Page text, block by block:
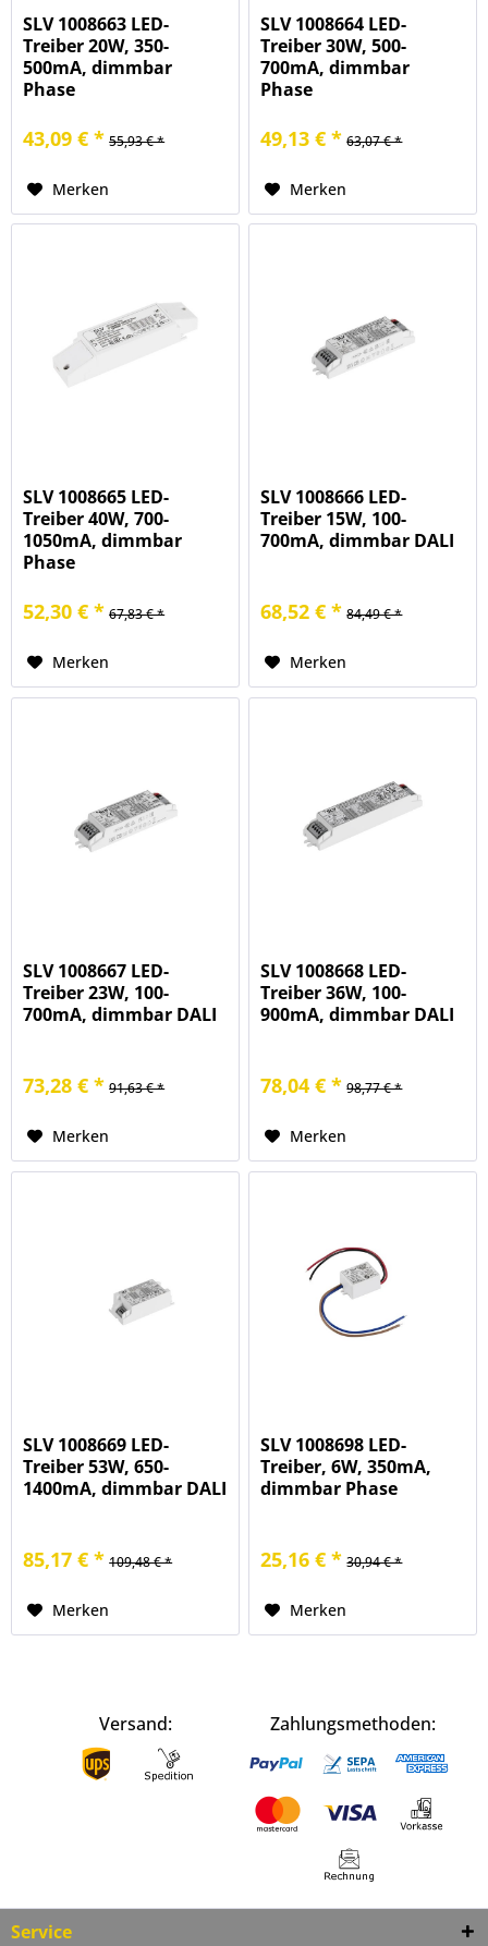
SLV 1008663 LED-
Treiber 20W, 350-
500mA, dimmbar
Phase
43,09 € * 55,93 € *
Merken
SLV 1008664 LED-
Treiber 30W, 500-
700mA, dimmbar
Phase
49,13 € * 63,07 € *
Merken
SLV 1008665 LED-
Treiber 40W, 700-
1050mA, dimmbar
Phase
52,30 € * 67,83 € *
Merken
SLV 1008666 LED-
Treiber 15W, 100-
700mA, dimmbar DALI
68,52 € * 84,49 € *
Merken
SLV 1008667 LED-
Treiber 23W, 100-
700mA, dimmbar DALI
73,28 € * 91,63 € *
Merken
SLV 1008668 LED-
Treiber 36W, 100-
900mA, dimmbar DALI
78,04 € * 98,77 € *
Merken
SLV 1008669 LED-
Treiber 53W, 650-
1400mA, dimmbar DALI
85,17 € * 109,48 € *
Merken
SLV 1008698 LED-
Treiber, 6W, 350mA,
dimmbar Phase
25,16 € * 30,94 € *
Merken
Versand: Zahlungsmethoden:
Service